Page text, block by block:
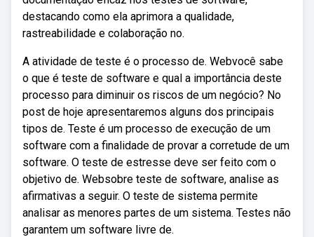
destacando como ela aprimora a qualidade,
rastreabilidade e colaboração no.
A atividade de teste é o processo de. Webvocê sabe
o que é teste de software e qual a importância deste
processo para diminuir os riscos de um negócio? No
post de hoje apresentaremos alguns dos principais
tipos de. Teste é um processo de execução de um
software com a finalidade de provar a corretude de um
software. O teste de estresse deve ser feito com o
objetivo de. Websobre teste de software, analise as
afirmativas a seguir. O teste de sistema permite
analisar as menores partes de um sistema. Testes não
garantem um software livre de.